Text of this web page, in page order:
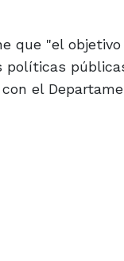
que "el
el